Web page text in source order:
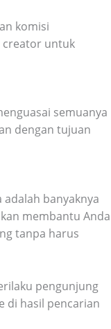
komisi
untuk
semuanya
dengan tujuan
banyaknya
membantu Anda
tanpa harus
pengunjung
hasil pencarian